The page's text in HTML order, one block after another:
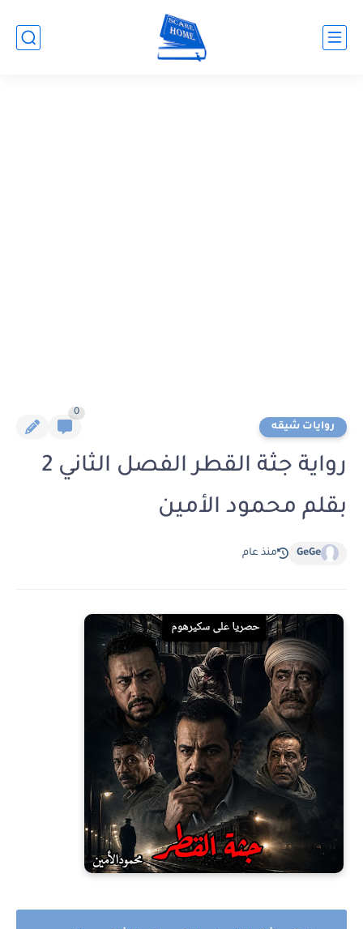
روايات شيقه
0
رواية جثة القطر الفصل الثاني 2
بقلم محمود الأمين
GeGe منذ عام